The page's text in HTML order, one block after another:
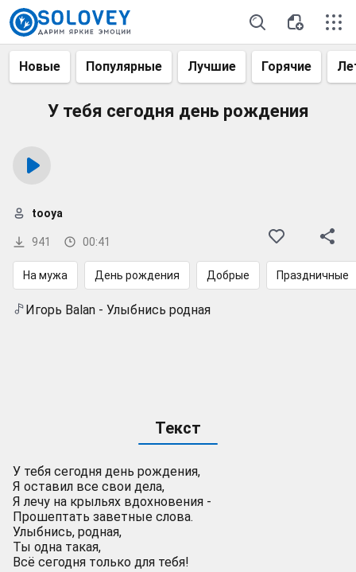
Новые Популярные Лучшие Горячие
У тебя сегодня день рождения
941 00:41
tooya
На мужа День рождения Добрые Праздничные
Игорь Balan - Улыбнись родная
Текст
У тебя сегодня день рождения,
Я оставил все свои дела,
Я лечу на крыльях вдохновения -
Прошептать заветные слова.
Улыбнись, родная,
Ты одна такая,
Всё сегодня только для тебя!